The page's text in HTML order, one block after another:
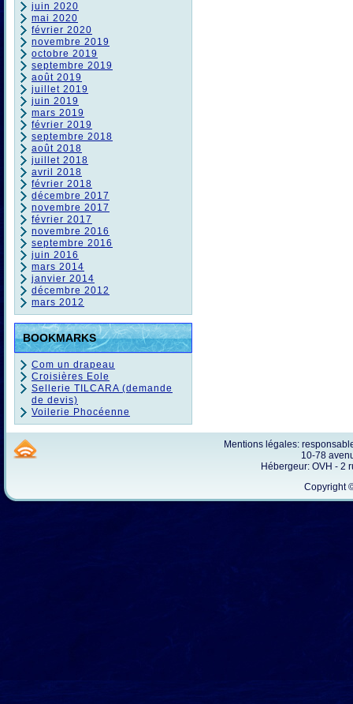
juin 2020
mai 2020
février 2020
novembre 2019
octobre 2019
septembre 2019
août 2019
juillet 2019
juin 2019
mars 2019
février 2019
septembre 2018
août 2018
juillet 2018
avril 2018
février 2018
décembre 2017
novembre 2017
février 2017
novembre 2016
septembre 2016
juin 2016
mars 2014
janvier 2014
décembre 2012
mars 2012
BOOKMARKS
Com un drapeau
Croisières Eole
Sellerie TILCARA (demande
de devis)
Voilerie Phocéenne
Mentions légales:
10-78
Hébergeur: OVH - 2
Copyright